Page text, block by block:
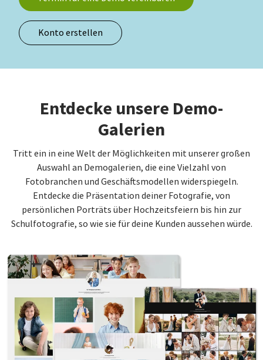
Konto erstellen
Entdecke unsere Demo-
Galerien
Tritt ein in eine Welt der Möglichkeiten mit unserer großen
Auswahl an Demogalerien, die eine Vielzahl von
Fotobranchen und Geschäftsmodellen widerspiegeln.
Entdecke die Präsentation deiner Fotografie, von
persönlichen Porträts über Hochzeitsfeiern bis hin zur
Schulfotografie, so wie sie für deine Kunden aussehen würde.